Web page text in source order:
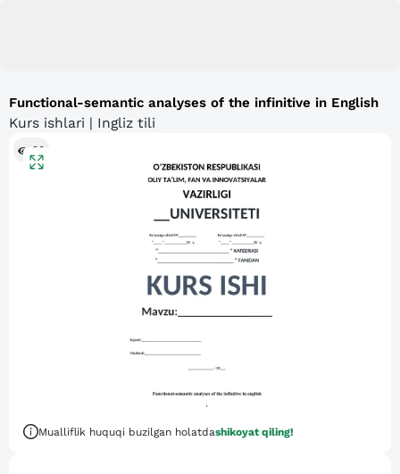
Functional-semantic analyses of the infinitive in English
Kurs ishlari | Ingliz tili
90
Mualliflik huquqi buzilgan holatdashikoyat qiling!